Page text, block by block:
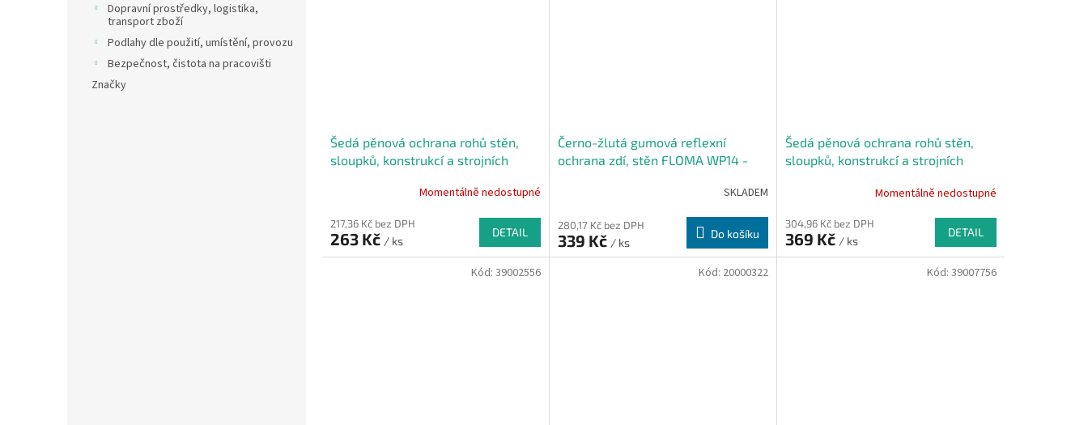
Dopravní prostředky, logistika,
transport zboží
Podlahy dle použití, umístění, provozu
Bezpečnost, čistota na pracovišti
Značky
Šedá pěnová ochrana rohů stěn,
sloupků, konstrukcí a strojních
Momentálně nedostupné
217,36 Kč bez DPH
263 Kč / ks
DETAIL
Černo-žlutá gumová reflexní
ochrana zdí, stěn FLOMA WP14 -
SKLADEM
280,17 Kč bez DPH
339 Kč / ks
Do košíku
Šedá pěnová ochrana rohů stěn,
sloupků, konstrukcí a strojních
Momentálně nedostupné
304,96 Kč bez DPH
369 Kč / ks
DETAIL
Kód: 39002556 Kód: 20000322 Kód: 39007756